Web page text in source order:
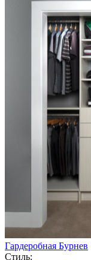
Гардеробная Бурнев
Стиль: